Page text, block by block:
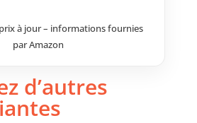
à jour – informations fournies
par Amazon
d’autres